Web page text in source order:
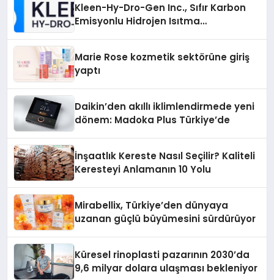
Kleen-Hy-Dro-Gen Inc., Sıfır Karbon
Emisyonlu Hidrojen Isıtma
Marie Rose kozmetik sektörüne giriş
yaptı
Daikin’den akıllı iklimlendirmede yeni
dönem: Madoka Plus Türkiye’de
İnşaatlık Kereste Nasıl Seçilir? Kaliteli
Keresteyi Anlamanın 10 Yolu
Mirabellix, Türkiye’den dünyaya
uzanan güçlü büyümesini sürdürüyor
Küresel rinoplasti pazarının 2030’da
9,6 milyar dolara ulaşması bekleniyor